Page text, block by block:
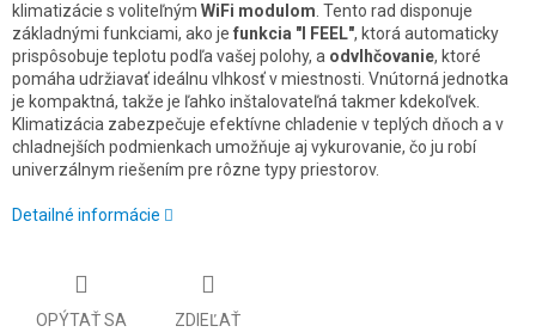
klimatizácie s voliteľným WiFi modulom. Tento rad disponuje
základnými funkciami, ako je funkcia "I FEEL", ktorá automaticky
prispôsobuje teplotu podľa vašej polohy, a odvlhčovanie, ktoré
pomáha udržiavať ideálnu vlhkosť v miestnosti. Vnútorná jednotka
je kompaktná, takže je ľahko inštalovateľná takmer kdekoľvek.
Klimatizácia zabezpečuje efektívne chladenie v teplých dňoch a v
chladnejších podmienkach umožňuje aj vykurovanie, čo ju robí
univerzálnym riešením pre rôzne typy priestorov.
Detailné informácie
OPÝTAŤ SA ZDIEĽAŤ